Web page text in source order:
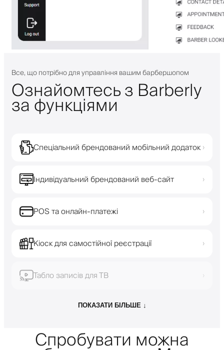
Все, що потрібно для управління вашим барбершопом
Ознайомтесь з Barberly
за функціями
Спеціальний брендований мобільний додаток ›
Індивідуальний брендований веб-сайт ›
POS та онлайн-платежі ›
Кіоск для самостійної реєстрації ›
Табло записів для ТВ ›
ПОКАЗАТИ БІЛЬШЕ ↓
Спробувати можна